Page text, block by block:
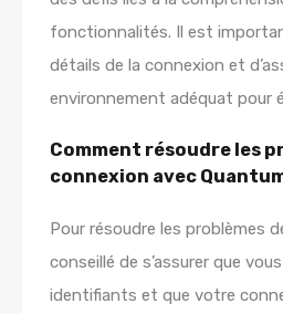
fonctionnalités. Il est
détails de la connexion et
environnement adéquat pour
Comment résoudre les
connexion avec
Pour résoudre les problèmes
conseillé de s’assurer que
identifiants et que votre